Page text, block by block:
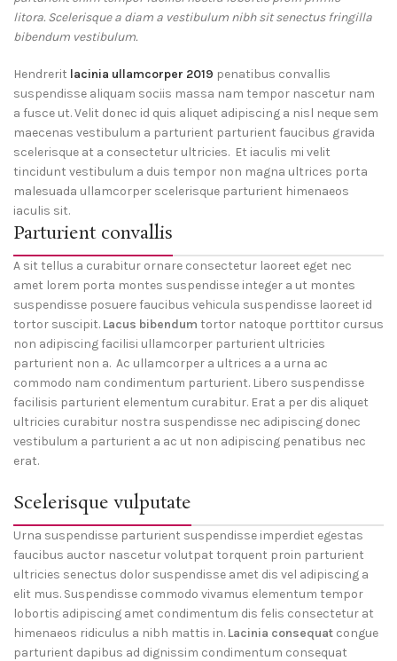
litora. Scelerisque a diam a vestibulum nibh sit senectus fringilla
bibendum vestibulum.
Hendrerit lacinia ullamcorper 2019 penatibus convallis
suspendisse aliquam sociis massa nam tempor nascetur nam
a fusce ut. Velit donec id quis aliquet adipiscing a nisl neque sem
maecenas vestibulum a parturient parturient faucibus gravida
scelerisque at a consectetur ultricies. Et iaculis mi velit
tincidunt vestibulum a duis tempor non magna ultrices porta
malesuada ullamcorper scelerisque parturient himenaeos
iaculis sit.
Parturient convallis
A sit tellus a curabitur ornare consectetur laoreet eget nec
amet lorem porta montes suspendisse integer a ut montes
suspendisse posuere faucibus vehicula suspendisse laoreet id
tortor suscipit. Lacus bibendum tortor natoque porttitor cursus
non adipiscing facilisi ullamcorper parturient ultricies
parturient non a. Ac ullamcorper a ultrices a a urna ac
commodo nam condimentum parturient. Libero suspendisse
facilisis parturient elementum curabitur. Erat a per dis aliquet
ultricies curabitur nostra suspendisse nec adipiscing donec
vestibulum a parturient a ac ut non adipiscing penatibus nec
erat.
Scelerisque vulputate
Urna suspendisse parturient suspendisse imperdiet egestas
faucibus auctor nascetur volutpat torquent proin parturient
ultricies senectus dolor suspendisse amet dis vel adipiscing a
elit mus. Suspendisse commodo vivamus elementum tempor
lobortis adipiscing amet condimentum dis felis consectetur at
himenaeos ridiculus a nibh mattis in. Lacinia consequat congue
parturient dapibus ad dignissim condimentum consequat